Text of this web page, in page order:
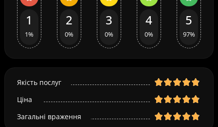
1
1%
2
0%
3
0%
4
0%
5
97%
Якість послуг
Ціна
Загальні враження